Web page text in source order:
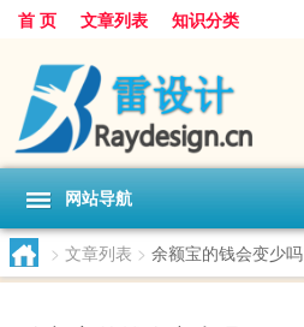
首 页 文章列表 知识分类
网站导航
> 文章列表 > 余额宝的钱会变少吗